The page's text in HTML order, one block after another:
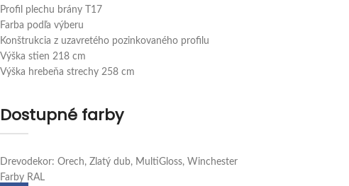
Profil plechu brány T17
Farba podľa výberu
Konštrukcia z uzavretého pozinkovaného profilu
Výška stien 218 cm
Výška hrebeňa strechy 258 cm
Dostupné farby
Drevodekor: Orech, Zlatý dub, MultiGloss, Winchester
Farby RAL